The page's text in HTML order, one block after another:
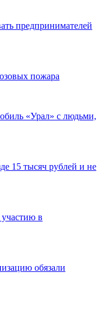
предпринимателей
пожара
«Урал» с людьми,
15 тысяч рублей и не
в
обязали